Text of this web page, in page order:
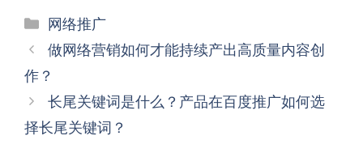
分
类
网络推广
文
章
导
航
做网络营销如何才能持续产出高质量内容创
作？
长尾关键词是什么？产品在百度推广如何选
择长尾关键词？